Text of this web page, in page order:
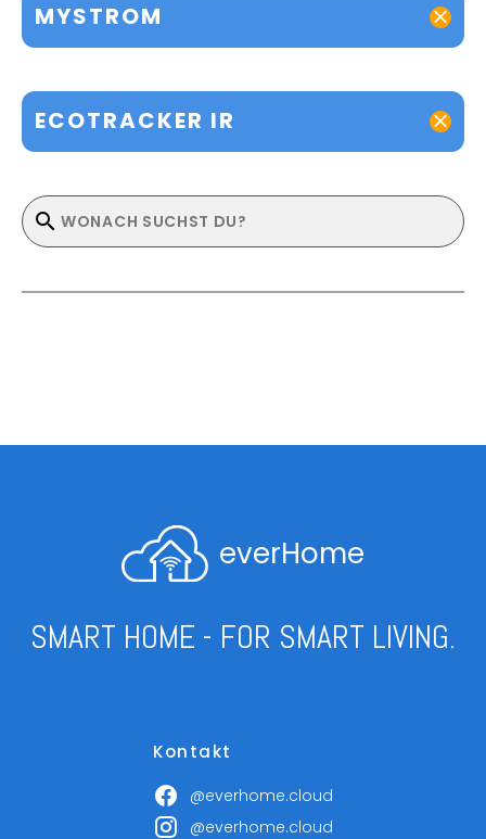
MYSTROM
ECOTRACKER IR
everHome
SMART HOME - FOR SMART LIVING.
Kontakt
@everhome.cloud
@everhome.cloud